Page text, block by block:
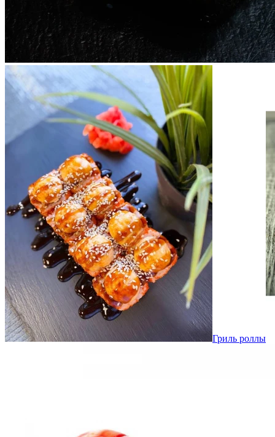
Гриль роллы